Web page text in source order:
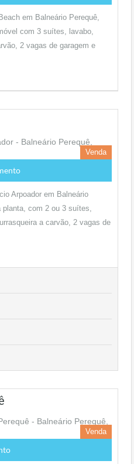
em Balneário Perequê,
com 3 suítes, lavabo,
2 vagas de garagem e
Venda
Arpoador em Balneário
planta, com 2 ou 3 suítes,
a carvão, 2 vagas de
Venda